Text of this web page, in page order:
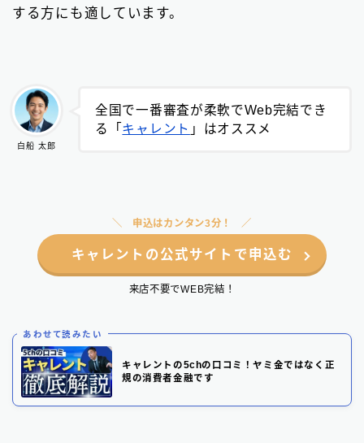
する方にも適しています。
白船 太郎
全国で一番審査が柔軟でWeb完結でき
る「 キャレント 」はオススメ
申込はカンタン3分！
キャレントの公式サイトで申込む
来店不要でWEB完結！
あわせて読みたい
キャレントの5chの口コミ！ヤミ金ではなく正
規の消費者金融です